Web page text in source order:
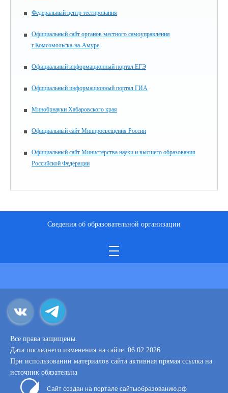
Федеральный центр тестирования
Официальный сайт органов местного самоуправления
г.Комсомольска-на-Амуре
Официальный информационный портал ЕГЭ
Официальный информационный портал ГИА
Минобрнауки Хабаровского края
Официальный сайт Минпросвещения России
Официальный сайт Министерства науки и высшего образования
Российской Федерации
Сведения об образовательной организации
Все права защищены.
Дата последнего изменения на сайте: 06.02.2026
При использовании материалов сайта активная прямая ссылка на
источник обязательна
Сайт создан на портале сайтыобразованию.рф